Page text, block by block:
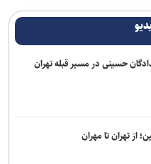
اسلامی از ۲۴ مرداد
جنگ در حوزه پزشکی/ فراخوان
و ارتقای سرمایه اجتماعی
تحولی جدید معاونت تربیتی و
حسینی در مسیر قبله تهران
از تهران تا مهران